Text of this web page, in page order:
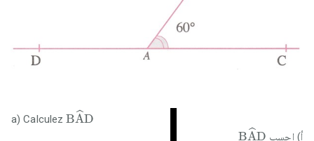
a) CalculezBˆ
AD
A^
أ) احسب Bˆ
AD
A^